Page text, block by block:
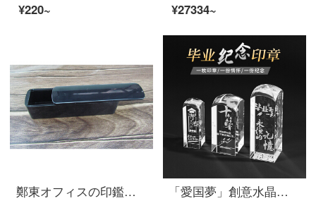
¥220~
¥27334~
鄭東オフィスの印鑑の名前の印鑑箱の人の名前の印鑑の箱の有機的なガラスの印鑑の包装の箱の黒色は印鑑の20 X 200 X 70 MMを詰めることができます。
「愛国夢」創意水晶印鑑大学卒業記念品オーダメード同窓会高等学校幼稚園進学クラス全員へのプレゼントプレゼントプレゼントプレゼント印刷箱